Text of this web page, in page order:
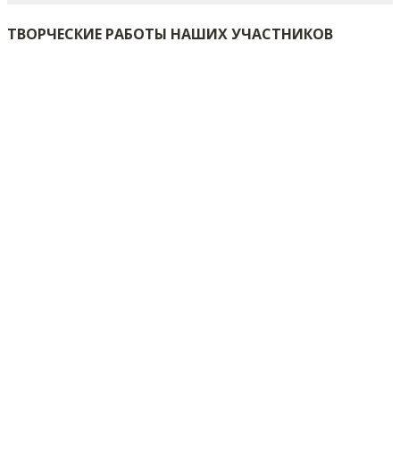
ТВОРЧЕСКИЕ РАБОТЫ НАШИХ УЧАСТНИКОВ